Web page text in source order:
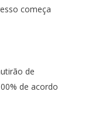
começa
de
de acordo